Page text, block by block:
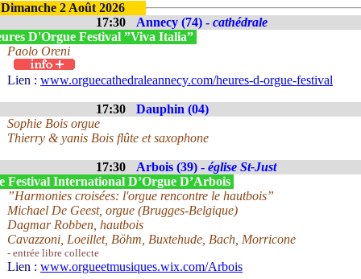
Dimanche 2 Août 2026
17:30
Annecy (74) - cathédrale
D'Orgue Festival ”Viva Italia”
Paolo Oreni
Lien : www.orguecathedraleannecy.com/heures-d-orgue-festival
17:30 Dauphin (04)
Sophie Bois orgue
Thierry & yanis Bois flûte et saxophone
17:30 Arbois (39) - église St-Just
Festival International D’Orgue D’Arbois
”Harmonies croisées: l'orgue rencontre le hautbois”
Michael De Geest, orgue (Brugges-Belgique)
Dagmar Robben, hautbois
Cavazzoni, Loeillet, Böhm, Buxtehude, Bach, Morricone
- entrée libre collecte
Lien : www.orgueetmusiques.wix.com/Arbois